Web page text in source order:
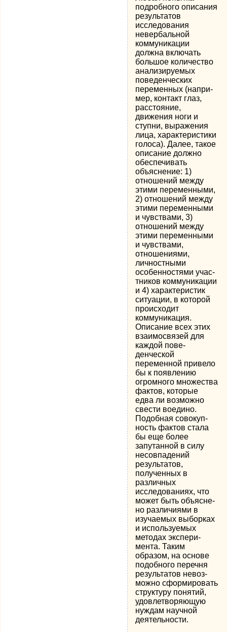
подробного описания
результатов
исследования
невербальной
коммуникации
должна включать
большое количество
анализируемых
поведенческих
переменных (напри­
мер, контакт глаз,
расстояние,
движения ноги и
ступни, выражения
лица, характеристики
голоса). Далее, такое
описание должно
обеспечивать
объяснение: 1)
отношений между
этими переменными,
2) отношений меж­ду
этими переменными
и чувствами, 3)
отношений между
этими пере­менными
и чувствами,
отношениями,
личностными
особенностями учас­
тников коммуникации
и 4) характеристик
ситуации, в которой
происхо­дит
коммуникация.
Описание всех этих
взаимосвязей для
каждой пове­
денческой
переменной привело
бы к появлению
огромного множества
фактов, которые
едва ли возможно
свести воедино.
Подобная совокуп­
ность фактов стала
бы еще более
запутанной в силу
несовпадений
резуль­татов,
полученных в
различных
исследованиях, что
может быть объясне­
но различиями в
изучаемых выборках
и используемых
методах экспери­
мента. Таким
образом, на основе
подобного перечня
результатов невоз­
можно сформировать
структуру понятий,
удовлетворяющую
нуждам на­учной
деятельности.